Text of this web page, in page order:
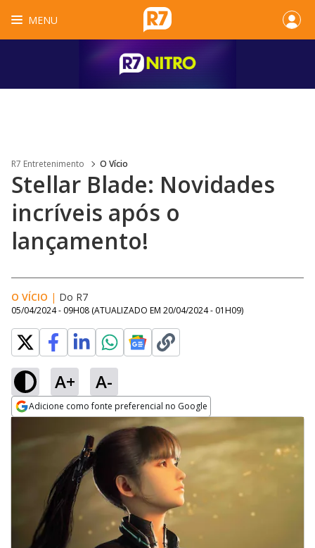
MENU
R7 Entretenimento O Vício
Stellar Blade: Novidades
incríveis após o
lançamento!
O VÍCIO | Do R7
05/04/2024 - 09H08 (ATUALIZADO EM 20/04/2024 - 01H09)
A+ A-
Adicione como fonte preferencial no Google
Opens in new window